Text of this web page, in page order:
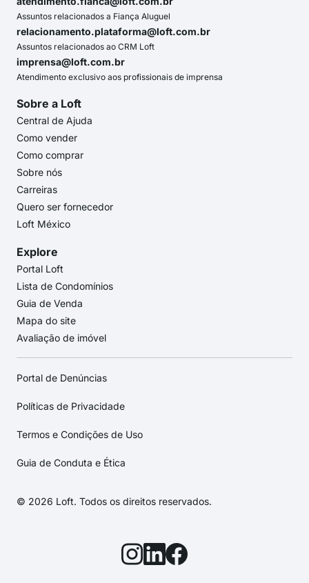
Assuntos relacionados a Fiança Aluguel
relacionamento.plataforma@loft.com.br
Assuntos relacionados ao CRM Loft
imprensa@loft.com.br
Atendimento exclusivo aos profissionais de imprensa
Sobre a Loft
Central de Ajuda
Como vender
Como comprar
Sobre nós
Carreiras
Quero ser fornecedor
Loft México
Explore
Portal Loft
Lista de Condomínios
Guia de Venda
Mapa do site
Avaliação de imóvel
Portal de Denúncias
Políticas de Privacidade
Termos e Condições de Uso
Guia de Conduta e Ética
© 2026 Loft. Todos os direitos reservados.